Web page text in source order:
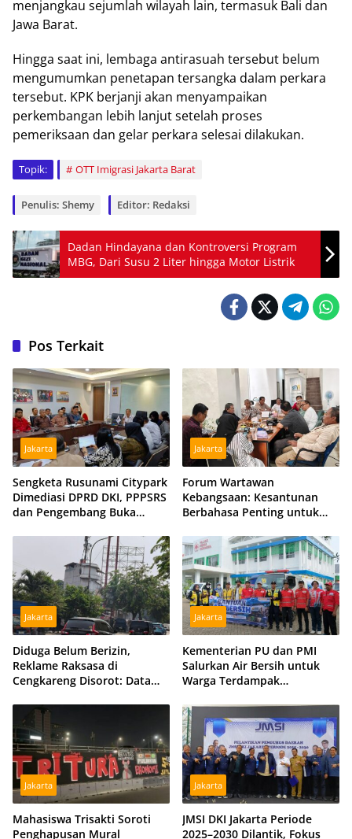
menjangkau sejumlah wilayah lain, termasuk Bali dan
Jawa Barat.
Hingga saat ini, lembaga antirasuah tersebut belum
mengumumkan penetapan tersangka dalam perkara
tersebut. KPK berjanji akan menyampaikan
perkembangan lebih lanjut setelah proses
pemeriksaan dan gelar perkara selesai dilakukan.
Topik: OTT Imigrasi Jakarta Barat
Penulis: Shemy Editor: Redaksi
Dadan Hindayana dan Kontroversi Program
MBG, Dari Susu 2 Liter hingga Motor Listrik
Pos Terkait
Jakarta
Sengketa Rusunami Citypark
Dimediasi DPRD DKI, PPPSRS
dan Pengembang Buka
Jakarta
Forum Wartawan
Kebangsaan: Kesantunan
Berbahasa Penting untuk
Jakarta
Diduga Belum Berizin,
Reklame Raksasa di
Cengkareng Disorot: Data
Berbeda
Jakarta
Kementerian PU dan PMI
Salurkan Air Bersih untuk
Warga Terdampak
Tiga Hidran Umum
Disiagakan
Jakarta
Mahasiswa Trisakti Soroti
Penghapusan Mural
Jakarta
JMSI DKI Jakarta Periode
2025–2030 Dilantik, Fokus